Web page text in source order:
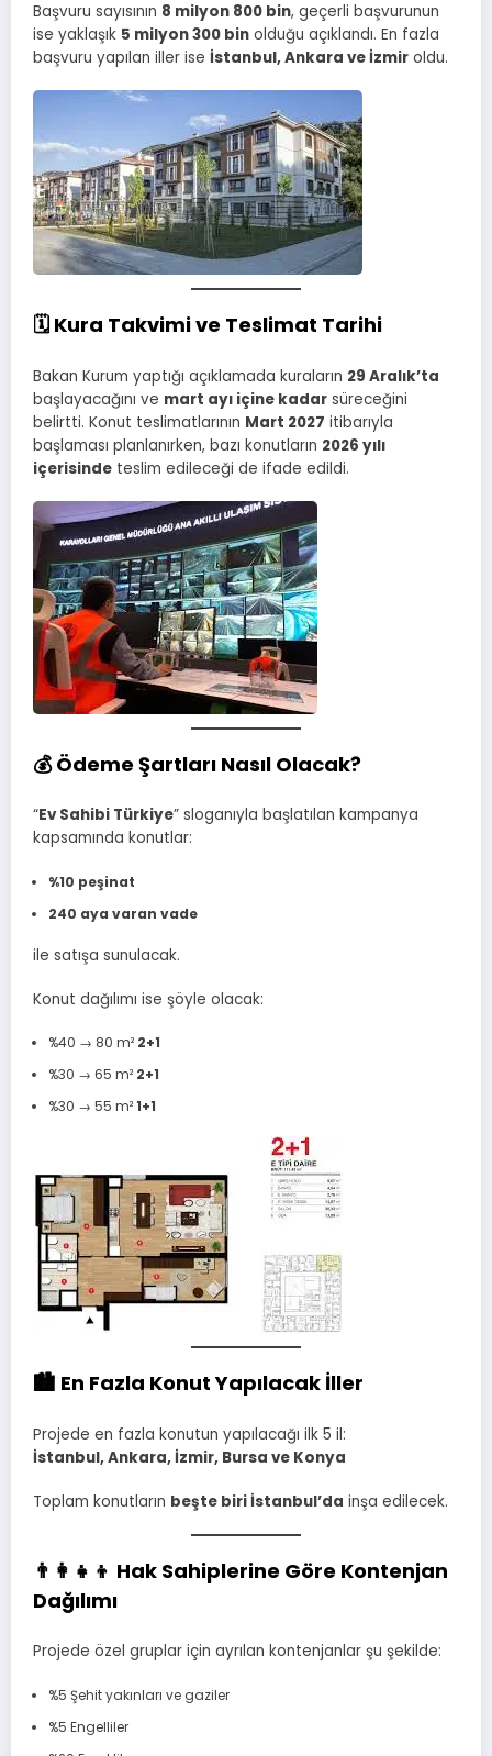
Başvuru sayısının 8 milyon 800 bin, geçerli başvurunun
ise yaklaşık 5 milyon 300 bin olduğu açıklandı. En fazla
başvuru yapılan iller ise İstanbul, Ankara ve İzmir oldu.
🗓️ Kura Takvimi ve Teslimat Tarihi
Bakan Kurum yaptığı açıklamada kuraların 29 Aralık’ta
başlayacağını ve mart ayı içine kadar süreceğini
belirtti. Konut teslimatlarının Mart 2027 itibarıyla
başlaması planlanırken, bazı konutların 2026 yılı
içerisinde teslim edileceği de ifade edildi.
💰 Ödeme Şartları Nasıl Olacak?
“Ev Sahibi Türkiye” sloganıyla başlatılan kampanya
kapsamında konutlar:
%10 peşinat
240 aya varan vade
ile satışa sunulacak.
Konut dağılımı ise şöyle olacak:
%40 → 80 m² 2+1
%30 → 65 m² 2+1
%30 → 55 m²1+1
🏙️ En Fazla Konut Yapılacak İller
Projede en fazla konutun yapılacağı ilk 5 il:
İstanbul, Ankara, İzmir, Bursa ve Konya
Toplam konutların beşte biri İstanbul’da inşa edilecek.
👨‍👩‍👧‍👦 Hak Sahiplerine Göre Kontenjan
Dağılımı
Projede özel gruplar için ayrılan kontenjanlar şu şekilde:
%5 Şehit yakınları ve gaziler
%5 Engelliler